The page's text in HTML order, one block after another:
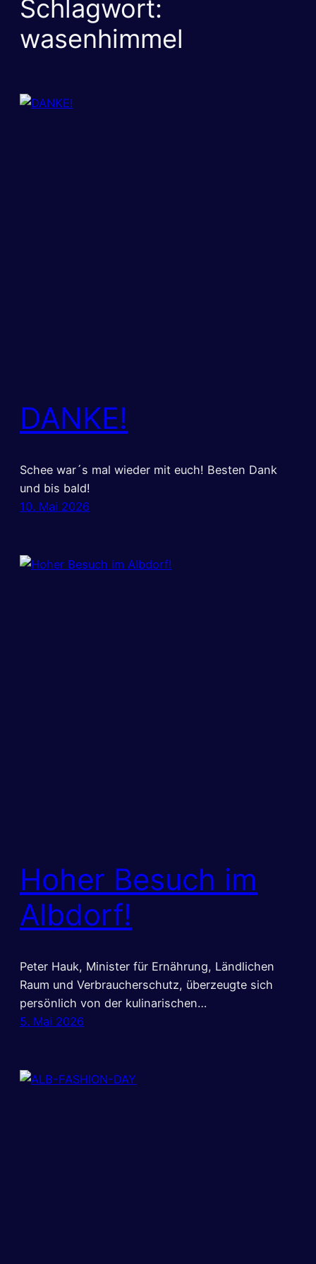
Schlagwort:
wasenhimmel
DANKE!
Schee war´s mal wieder mit euch! Besten Dank
und bis bald!
10. Mai 2026
Hoher Besuch im
Albdorf!
Peter Hauk, Minister für Ernährung, Ländlichen
Raum und Verbraucherschutz, überzeugte sich
persönlich von der kulinarischen…
5. Mai 2026